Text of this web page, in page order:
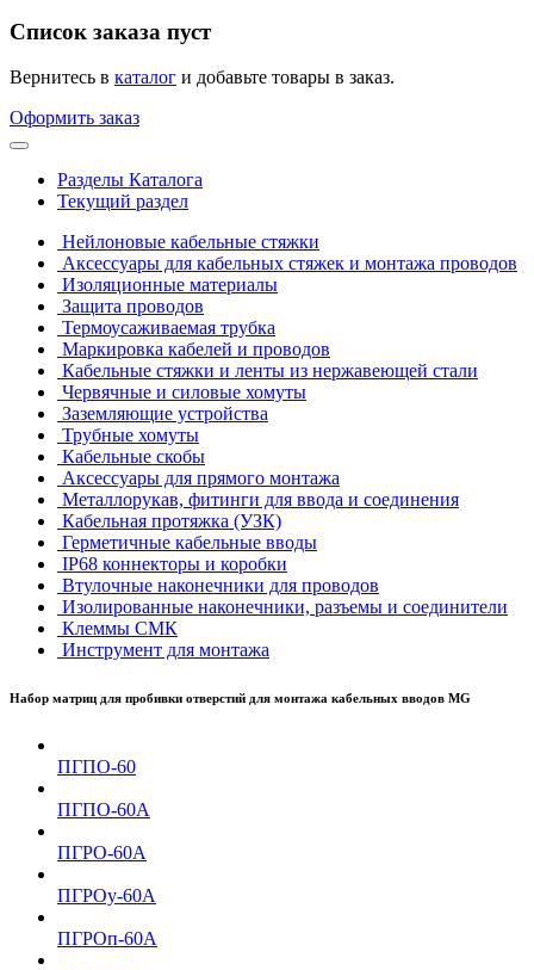
Список заказа пуст
Вернитесь в каталог и добавьте товары в заказ.
Оформить заказ
Разделы Каталога
Текущий раздел
Нейлоновые кабельные стяжки
Аксессуары для кабельных стяжек и монтажа проводов
Изоляционные материалы
Защита проводов
Термоусаживаемая трубка
Маркировка кабелей и проводов
Кабельные стяжки и ленты из нержавеющей стали
Червячные и силовые хомуты
Заземляющие устройства
Трубные хомуты
Кабельные скобы
Аксессуары для прямого монтажа
Металлорукав, фитинги для ввода и соединения
Кабельная протяжка (УЗК)
Герметичные кабельные вводы
IP68 коннекторы и коробки
Втулочные наконечники для проводов
Изолированные наконечники, разъемы и соединители
Клеммы СМК
Инструмент для монтажа
Набор матриц для пробивки отверстий для монтажа кабельных вводов MG
ПГПО-60
ПГПО-60А
ПГРО-60А
ПГРОу-60А
ПГРОп-60А